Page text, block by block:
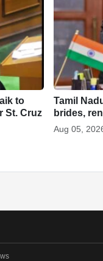
to
St. Cruz
Tamil
brides,
Aug 05,